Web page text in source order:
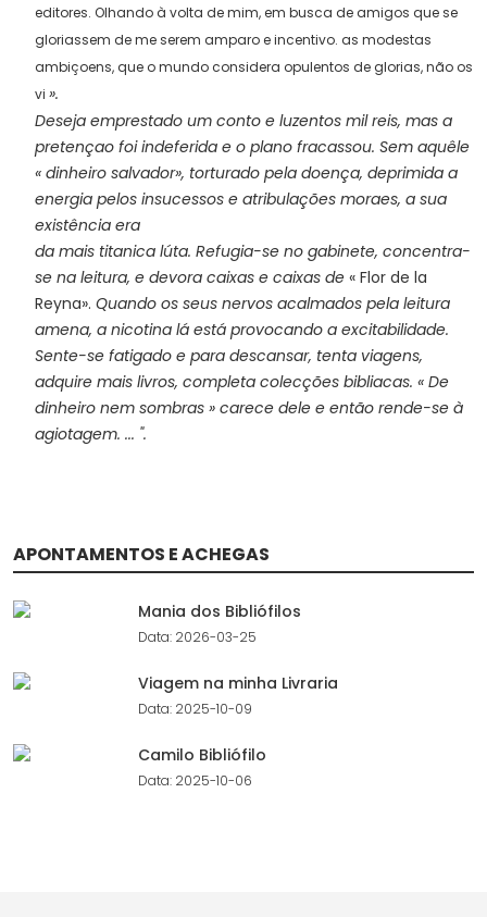
APONTAMENTOS E ACHEGAS
Mania dos Bibliófilos
Data: 2026-03-25
Viagem na minha Livraria
Data: 2025-10-09
Camilo Bibliófilo
Data: 2025-10-06
editores. Olhando à volta de mim, em busca de amigos que se
gloriassem de me serem amparo e incentivo. as modestas
ambiçoens, que o mundo considera opulentos de glorias, não os
vi ».
Deseja emprestado um conto e luzentos mil reis, mas a
pretençao foi indeferida e o plano fracassou. Sem aquêle
« dinheiro salvador», torturado pela doença, deprimida a
energia pelos insucessos e atribulações moraes, a sua
existência era
da mais titanica lúta. Refugia-se no gabinete, concentra-
se na leitura, e devora caixas e caixas de « Flor de la
Reyna». Quando os seus nervos acalmados pela leitura
amena, a nicotina lá está provocando a excitabilidade.
Sente-se fatigado e para descansar, tenta viagens,
adquire mais livros, completa colecções bibliacas. « De
dinheiro nem sombras » carece dele e então rende-se à
agiotagem. ... ".